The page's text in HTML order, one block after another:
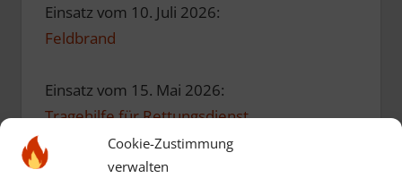
Cookie-Zustimmung
verwalten
Einsatz vom 10. Juli 2026:
Feldbrand
Einsatz vom 15. Mai 2026:
Tragehilfe für Rettungsdienst
Einsatz vom 10. Mai 2026: